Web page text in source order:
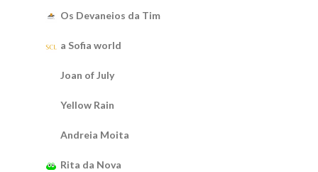
Os Devaneios da Tim
a Sofia world
Joan of July
Yellow Rain
Andreia Moita
Rita da Nova